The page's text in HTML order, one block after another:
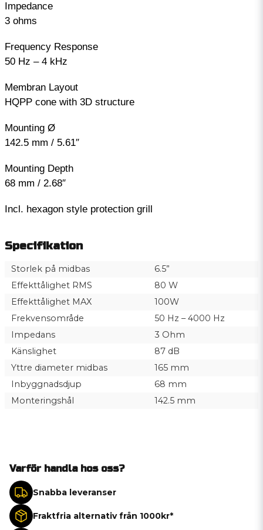
Impedance
3 ohms
Frequency Response
50 Hz – 4 kHz
Membran Layout
HQPP cone with 3D structure
Mounting Ø
142.5 mm / 5.61″
Mounting Depth
68 mm / 2.68″
Incl. hexagon style protection grill
Specifikation
Storlek på midbas
6.5”
Effekttålighet RMS
80 W
Effekttålighet MAX
100W
Frekvensområde
50 Hz – 4000 Hz
Impedans
3 Ohm
Känslighet
87 dB
Yttre diameter midbas
165 mm
Inbyggnadsdjup
68 mm
Monteringshål
142.5 mm
Varför handla hos oss?
Snabba leveranser
Fraktfria alternativ från 1000kr*